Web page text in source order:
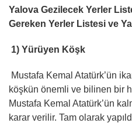
Yalova Gezilecek Yerler
Gereken Yerler Listesi ve
1) Yürüyen Köşk
Mustafa Kemal Atatürk’ün
köşkün önemli ve bilinen bir
Mustafa Kemal Atatürk’ün
karar verilir. Tam olarak